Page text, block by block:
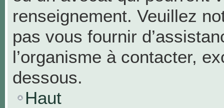
renseignement. Veuillez
pas vous fournir
l’organisme à contacter,
dessous.
Haut